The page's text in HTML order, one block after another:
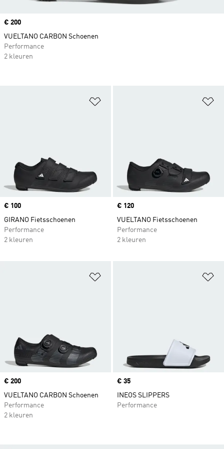
Price
€ 100
GIRANO Fietsschoenen
Performance
2 kleuren
Price
€ 120
VUELTANO Fietsschoenen
Performance
2 kleuren
Price
€ 200
VUELTANO CARBON Schoenen
Performance
2 kleuren
Price
€ 35
INEOS SLIPPERS
Performance
Price
€ 200
VUELTANO CARBON Schoenen
Performance
2 kleuren